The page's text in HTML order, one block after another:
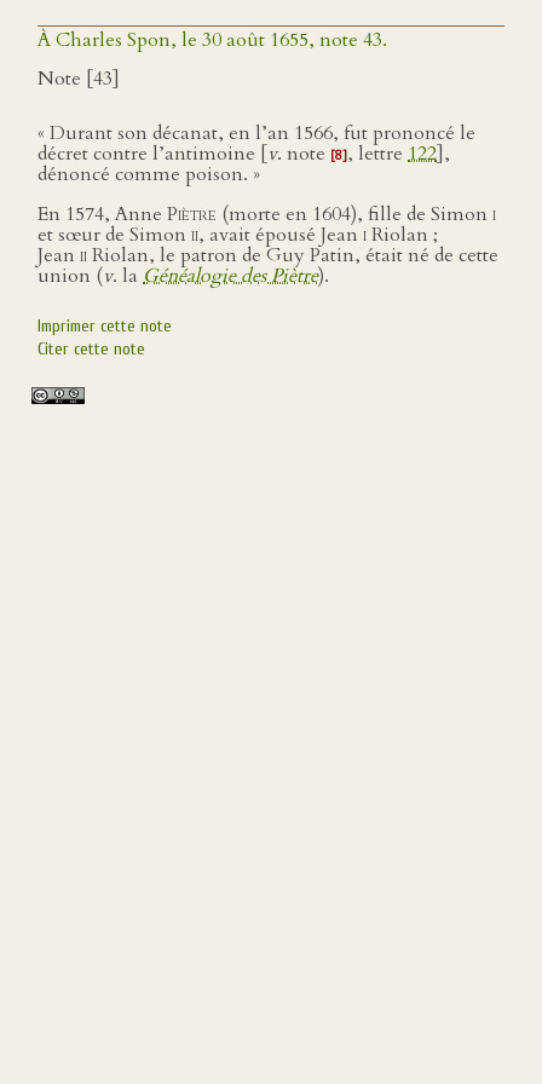
À Charles Spon, le 30 août 1655, note 43.
Note [43]
« Durant son décanat, en l’an 1566, fut prononcé le
décret contre l’antimoine [v. note [8], lettre 122],
dénoncé comme poison. »
En 1574, Anne Piètre (morte en 1604), fille de Simon i
et sœur de Simon ii, avait épousé Jean iRiolan ;
Jean iiRiolan, le patron de Guy Patin, était né de cette
union (v. la Généalogie des Piètre).
Imprimer cette note
Citer cette note